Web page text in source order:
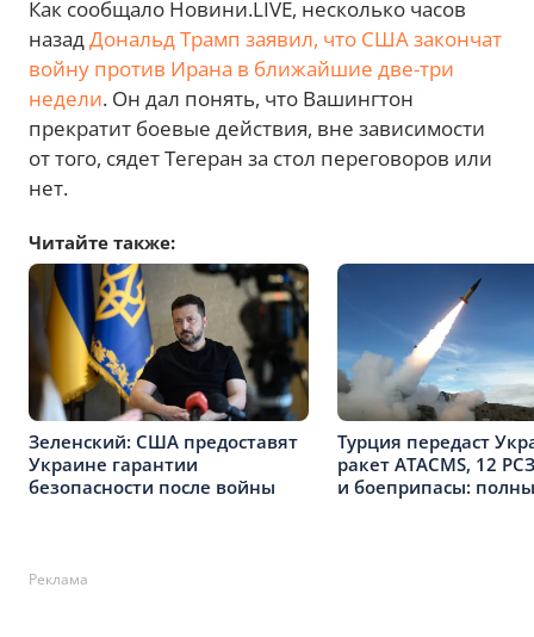
Как сообщало Новини.LIVE, несколько часов
назадДональд Трамп заявил, что США закончат
войну против Ирана в ближайшие две-три
недели. Он дал понять, что Вашингтон
прекратит боевые действия, вне зависимости
от того, сядет Тегеран за стол переговоров или
нет.
Читайте также:
Зеленский: США предоставят
Украине гарантии
безопасности после войны
Турция передаст
ракет ATACMS, 12
и боеприпасы:
Реклама